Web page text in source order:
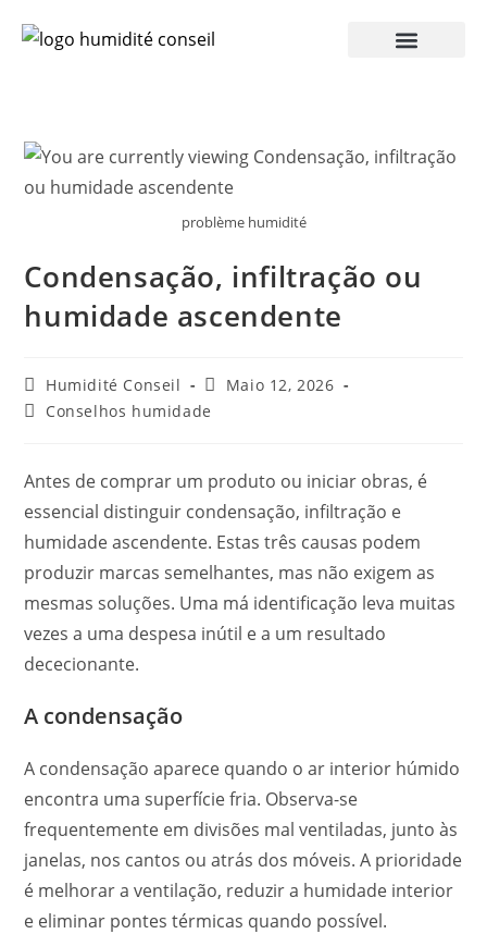
problème humidité
Condensação, infiltração ou
humidade ascendente
Humidité Conseil
Maio 12, 2026
Conselhos humidade
Antes de comprar um produto ou iniciar obras, é
essencial distinguir condensação, infiltração e
humidade ascendente. Estas três causas podem
produzir marcas semelhantes, mas não exigem as
mesmas soluções. Uma má identificação leva muitas
vezes a uma despesa inútil e a um resultado
dececionante.
A condensação
A condensação aparece quando o ar interior húmido
encontra uma superfície fria. Observa-se
frequentemente em divisões mal ventiladas, junto às
janelas, nos cantos ou atrás dos móveis. A prioridade
é melhorar a ventilação, reduzir a humidade interior
e eliminar pontes térmicas quando possível.